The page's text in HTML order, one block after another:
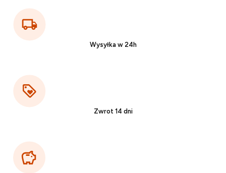
Wysyłka w 24h
Zwrot 14 dni